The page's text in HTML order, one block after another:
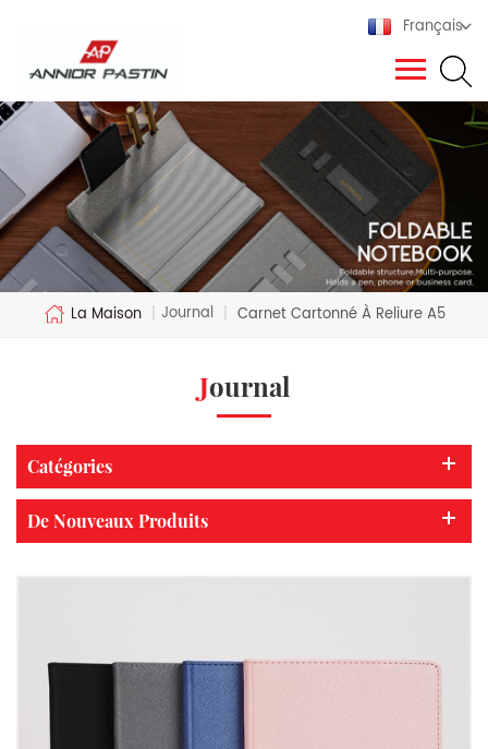
Français
La Maison | Journal | Carnet Cartonné À Reliure A5
Journal
Catégories
De Nouveaux Produits